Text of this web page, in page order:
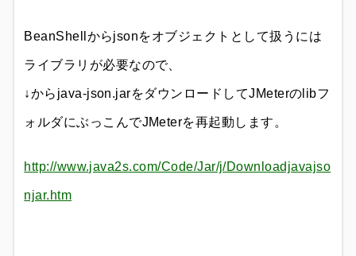
BeanShellからjsonをオブジェクトとして扱うには
ライブラリが必要なので、
↓からjava-json.jarをダウンロードしてJMeterのlibフ
ォルダにぶっこんでJMeterを再起動します。
http://www.java2s.com/Code/Jar/j/Downloadjavajso
njar.htm